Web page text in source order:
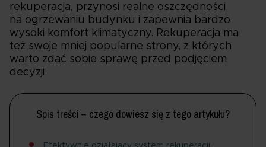
rekuperacja, przynosi realne oszczędności
na ogrzewaniu budynku i zapewnia bardzo
wysoki komfort klimatyczny. Rekuperacja ma
też swoje mniej popularne strony, z których
warto zdać sobie sprawę przed podjęciem
decyzji.
Spis treści – czego dowiesz się z tego artykułu?